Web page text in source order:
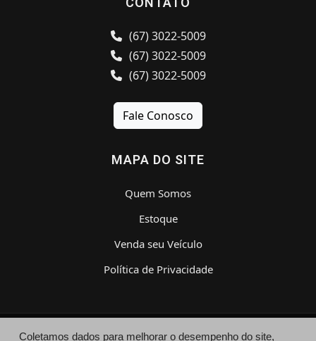
(67) 3022-5009
(67) 3022-5009
(67) 3022-5009
Fale Conosco
MAPA DO SITE
Quem Somos
Estoque
Venda seu Veículo
Política de Privacidade
Coletamos dados para melhorar o desempenho do site,